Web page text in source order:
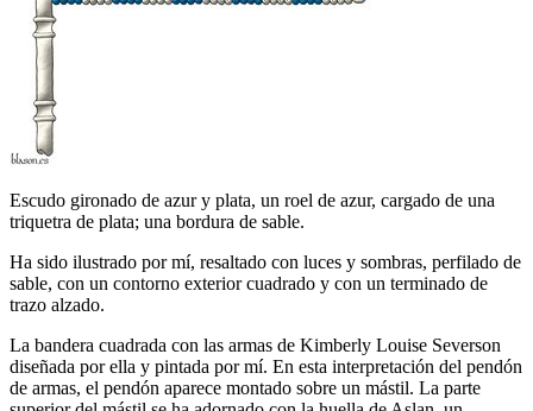
Escudo gironado de azur y plata, un roel de azur, cargado de una
triquetra de plata; una bordura de sable.
Ha sido ilustrado por mí, resaltado con luces y sombras, perfilado de
sable, con un contorno exterior cuadrado y con un terminado de
trazo alzado.
La bandera cuadrada con las armas de Kimberly Louise Severson
diseñada por ella y pintada por mí. En esta interpretación del pendón
de armas, el pendón aparece montado sobre un mástil. La parte